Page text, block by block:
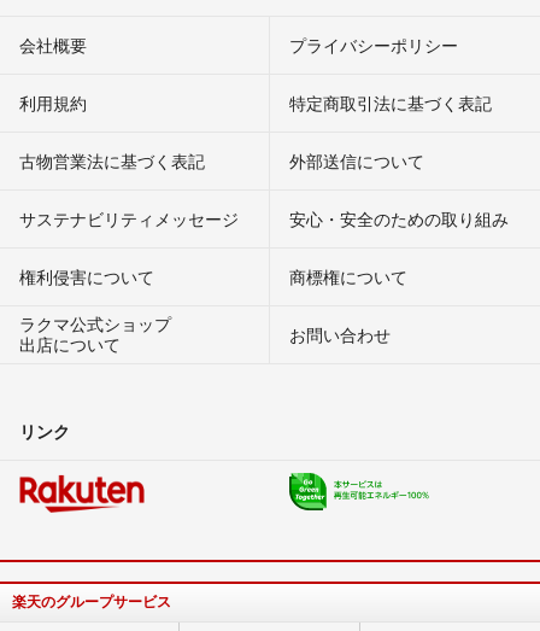
会社概要 プライバシーポリシー
利用規約 特定商取引法に基づく表記
古物営業法に基づく表記 外部送信について
サステナビリティメッセージ 安心・安全のための取り組み
権利侵害について
商標権について
ラクマ公式ショップ
出店について
お問い合わせ
リンク
楽天のグループサービス